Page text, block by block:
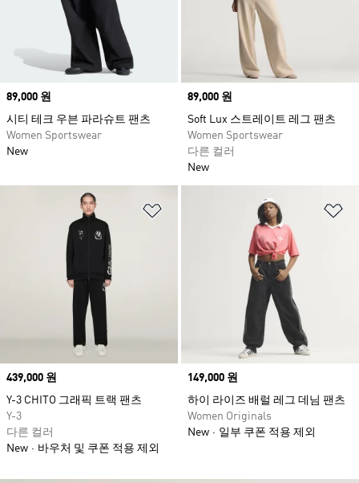
Price
89,000 원
시티 테크 우븐 파라슈트 팬츠
Women Sportswear
New
Price
89,000 원
Soft Lux 스트레이트 레그 팬츠
Women Sportswear
다른 컬러
New
위시리스트 담기
Price
439,000 원
Y-3 CHITO 그래픽 트랙 팬츠
Y-3
다른 컬러
New
바우처 및 쿠폰 적용 제외
Price
149,000 원
하이 라이즈 배럴 레그 데님 팬츠
Women Originals
New
일부 쿠폰 적용 제외